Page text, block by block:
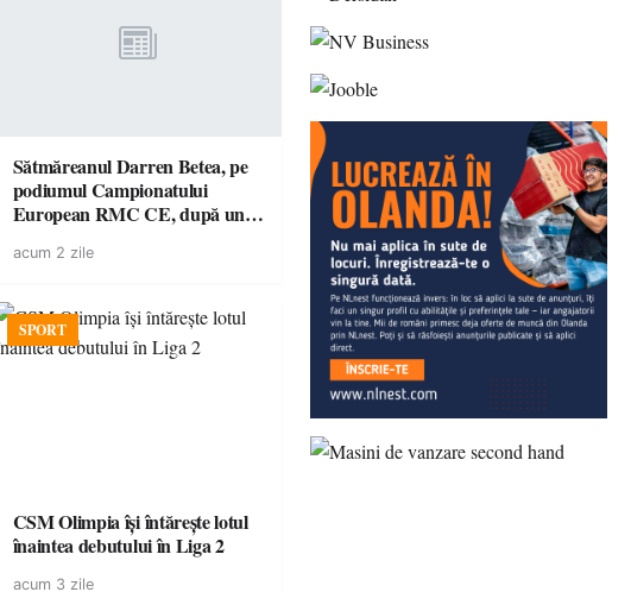
Sătmăreanul Darren Betea, pe
podiumul Campionatului
European RMC CE, după un
Räikkönen
acum 2 zile
SPORT
CSM Olimpia își întărește lotul
înaintea debutului în Liga 2
acum 3 zile